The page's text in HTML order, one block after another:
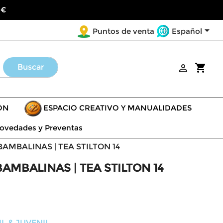
Puntos de venta Español
Buscar shopping_cart

ESPACIO CREATIVO Y MANUALIDADES
y Preventas
| TEA STILTON 14
| TEA STILTON 14